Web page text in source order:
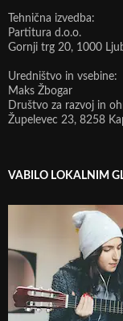
Tehnična izvedba:
Partitura d.o.o.
Gornji trg 20, 1000
Uredništvo in vsebine:
Maks Žbogar
Društvo za razvoj in
Župelevec 23, 8258
VABILO LOKALNIM